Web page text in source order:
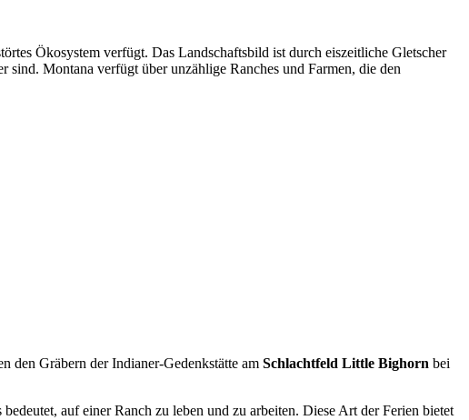
Ökosystem verfügt. Das Landschaftsbild ist durch eiszeitliche Gletscher
sind. Montana verfügt über unzählige Ranches und Farmen, die den
den Gräbern der Indianer-Gedenkstätte am Schlachtfeld Little Bighorn bei
auf einer Ranch zu leben und zu arbeiten. Diese Art der Ferien bietet